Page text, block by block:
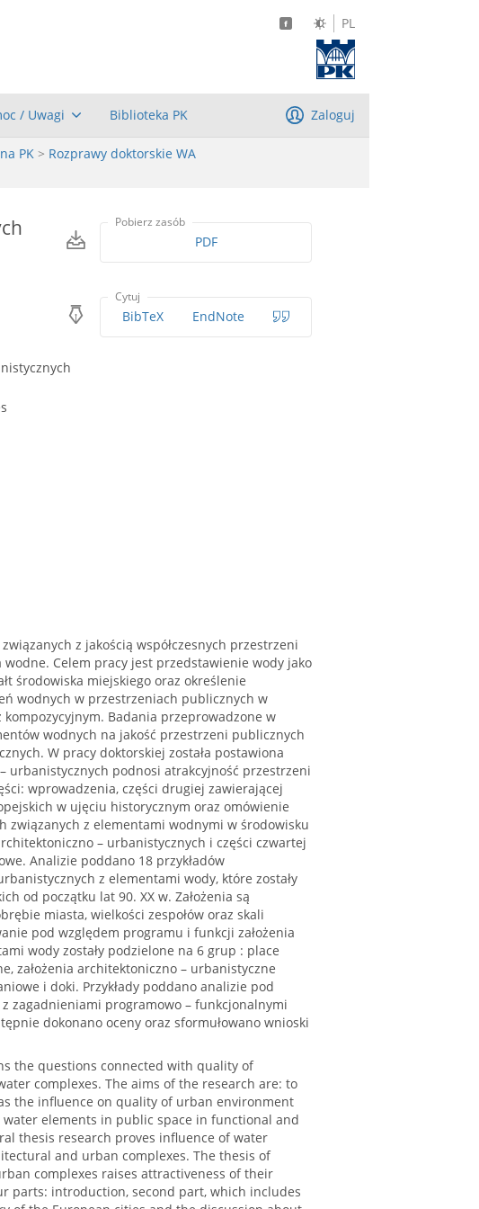
PL
/ Uwagi Biblioteka PK Zaloguj
PK > Rozprawy doktorskie WA
Pobierz zasób
PDF
Cytuj
BibTeX EndNote
z jakością współczesnych przestrzeni
Celem pracy jest przedstawienie wody jako
środowiska miejskiego oraz określenie
wodnych w przestrzeniach publicznych w
Badania przeprowadzone w
wodnych na jakość przestrzeni publicznych
W pracy doktorskiej została postawiona
urbanistycznych podnosi atrakcyjność przestrzeni
wprowadzenia, części drugiej zawierającej
w ujęciu historycznym oraz omówienie
związanych z elementami wodnymi w środowisku
– urbanistycznych i części czwartej
Analizie poddano 18 przykładów
z elementami wody, które zostały
od początku lat 90. XX w. Założenia są
miasta, wielkości zespołów oraz skali
pod względem programu i funkcji założenia
wody zostały podzielone na 6 grup : place
założenia architektoniczno – urbanistyczne
i doki. Przykłady poddano analizie pod
zagadnieniami programowo – funkcjonalnymi
dokonano oceny oraz sformułowano wnioski
the questions connected with quality of
complexes. The aims of the research are: to
the influence on quality of urban environment
elements in public space in functional and
thesis research proves influence of water
and urban complexes. The thesis of
complexes raises attractiveness of their
parts: introduction, second part, which includes